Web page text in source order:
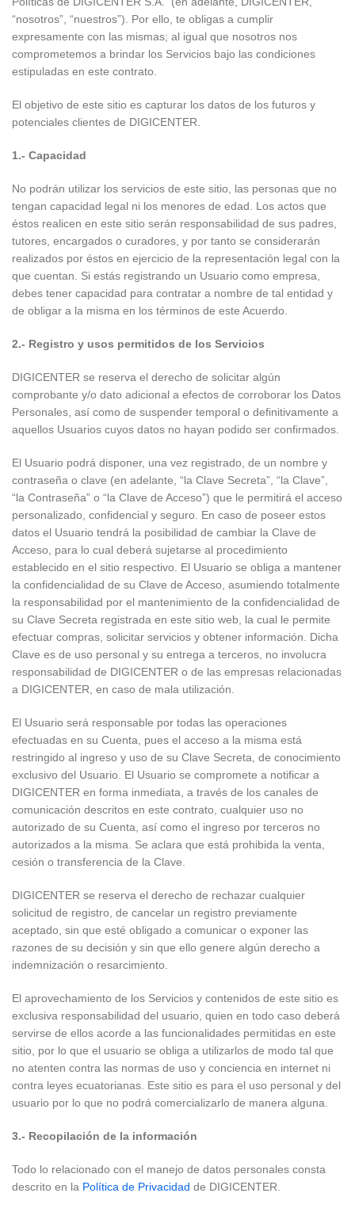
“nosotros”, “nuestros”). Por ello, te obligas a cumplir
expresamente con las mismas; al igual que nosotros nos
comprometemos a brindar los Servicios bajo las condiciones
estipuladas en este contrato.
El objetivo de este sitio es capturar los datos de los futuros y
potenciales clientes de DIGICENTER.
1.- Capacidad
No podrán utilizar los servicios de este sitio, las personas que no
tengan capacidad legal ni los menores de edad. Los actos que
éstos realicen en este sitio serán responsabilidad de sus padres,
tutores, encargados o curadores, y por tanto se considerarán
realizados por éstos en ejercicio de la representación legal con la
que cuentan. Si estás registrando un Usuario como empresa,
debes tener capacidad para contratar a nombre de tal entidad y
de obligar a la misma en los términos de este Acuerdo.
2.- Registro y usos permitidos de los Servicios
DIGICENTER se reserva el derecho de solicitar algún
comprobante y/o dato adicional a efectos de corroborar los Datos
Personales, así como de suspender temporal o definitivamente a
aquellos Usuarios cuyos datos no hayan podido ser confirmados.
El Usuario podrá disponer, una vez registrado, de un nombre y
contraseña o clave (en adelante, “la Clave Secreta”, “la Clave”,
“la Contraseña” o “la Clave de Acceso”) que le permitirá el acceso
personalizado, confidencial y seguro. En caso de poseer estos
datos el Usuario tendrá la posibilidad de cambiar la Clave de
Acceso, para lo cual deberá sujetarse al procedimiento
establecido en el sitio respectivo. El Usuario se obliga a mantener
la confidencialidad de su Clave de Acceso, asumiendo totalmente
la responsabilidad por el mantenimiento de la confidencialidad de
su Clave Secreta registrada en este sitio web, la cual le permite
efectuar compras, solicitar servicios y obtener información. Dicha
Clave es de uso personal y su entrega a terceros, no involucra
responsabilidad de DIGICENTER o de las empresas relacionadas
a DIGICENTER, en caso de mala utilización.
El Usuario será responsable por todas las operaciones
efectuadas en su Cuenta, pues el acceso a la misma está
restringido al ingreso y uso de su Clave Secreta, de conocimiento
exclusivo del Usuario. El Usuario se compromete a notificar a
DIGICENTER en forma inmediata, a través de los canales de
comunicación descritos en este contrato, cualquier uso no
autorizado de su Cuenta, así como el ingreso por terceros no
autorizados a la misma. Se aclara que está prohibida la venta,
cesión o transferencia de la Clave.
DIGICENTER se reserva el derecho de rechazar cualquier
solicitud de registro, de cancelar un registro previamente
aceptado, sin que esté obligado a comunicar o exponer las
razones de su decisión y sin que ello genere algún derecho a
indemnización o resarcimiento.
El aprovechamiento de los Servicios y contenidos de este sitio es
exclusiva responsabilidad del usuario, quien en todo caso deberá
servirse de ellos acorde a las funcionalidades permitidas en este
sitio, por lo que el usuario se obliga a utilizarlos de modo tal que
no atenten contra las normas de uso y conciencia en internet ni
contra leyes ecuatorianas. Este sitio es para el uso personal y del
usuario por lo que no podrá comercializarlo de manera alguna.
3.- Recopilación de la información
Todo lo relacionado con el manejo de datos personales consta
descrito en la Política de Privacidad de DIGICENTER.